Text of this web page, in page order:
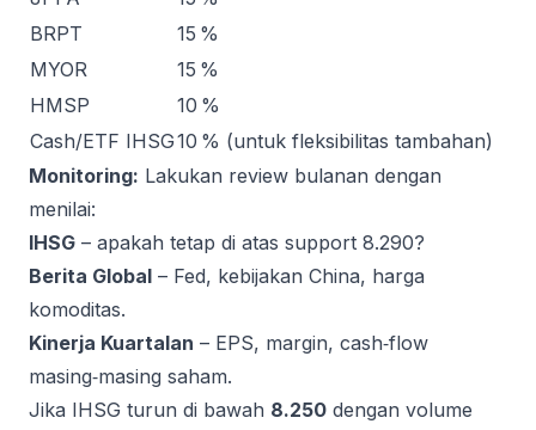
BRPT
15 %
MYOR
15 %
HMSP
10 %
Cash/ETF IHSG10 % (untuk fleksibilitas tambahan)
Monitoring: Lakukan review bulanan dengan
menilai:
IHSG – apakah tetap di atas support 8.290?
Berita Global – Fed, kebijakan China, harga
komoditas.
Kinerja Kuartalan – EPS, margin, cash‑flow
masing‑masing saham.
Jika IHSG turun di bawah 8.250 dengan volume